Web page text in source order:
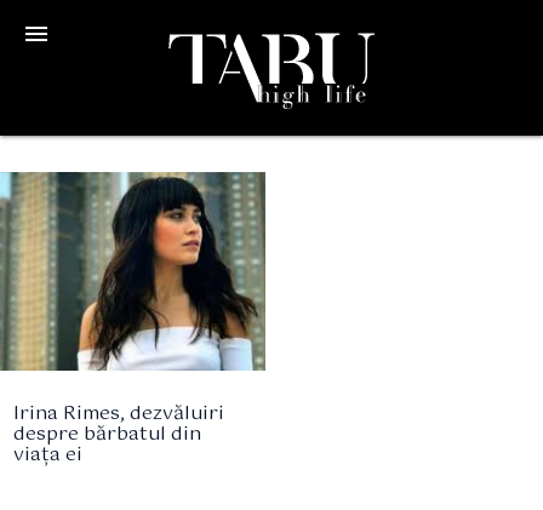
menu
Irina Rimes, dezvăluiri
despre bărbatul din
viața ei